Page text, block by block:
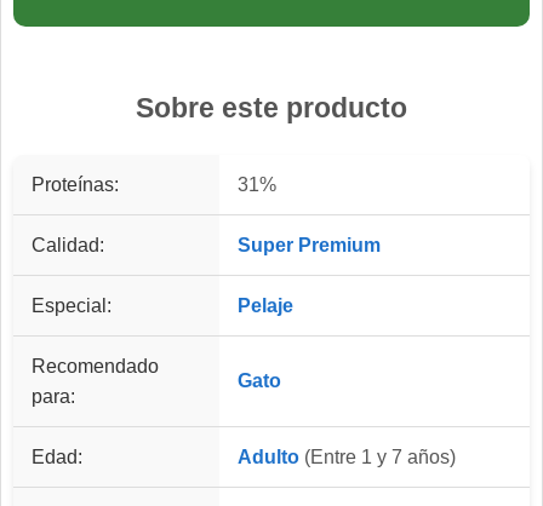
Sobre este producto
Proteínas: 31%
Calidad: Super Premium
Especial: Pelaje
Recomendado
para:
Gato
Edad: Adulto (Entre 1 y 7 años)